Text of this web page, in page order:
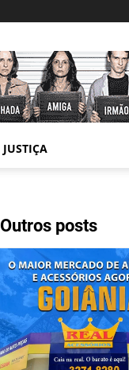
JUSTIÇA
Outros posts